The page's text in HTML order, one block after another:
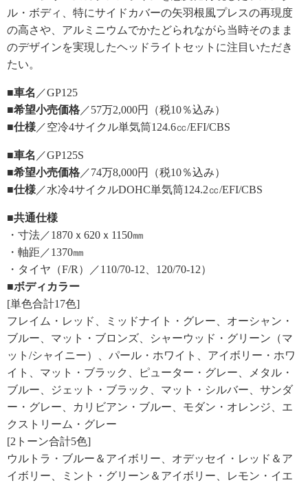
ル・ボディ、特にサイドカバーの矢羽根風プレスの再現度
の高さや、アルミニウムでかたどられながら当時そのまま
のデザインを実現したヘッドライトセットに注目いただき
たい。
■車名 ／GP125
■希望小売価格 ／57万2,000円（税10％込み）
■仕様 ／空冷4サイクル単気筒124.6㏄/EFI/CBS
■車名 ／GP125S
■希望小売価格 ／74万8,000円（税10％込み）
■仕様 ／水冷4サイクルDOHC単気筒124.2㏄/EFI/CBS
■共通仕様
・寸法／1870ｘ620ｘ1150㎜
・軸距／1370㎜
・タイヤ（F/R）／110/70-12、120/70-12）
■ボディカラー
[単色合計17色]
フレイム・レッド、ミッドナイト・グレー、オーシャン・
ブルー、マット・ブロンズ、シャーウッド・グリーン（マ
ット/シャイニー）、パール・ホワイト、アイボリー・ホワ
イト、マット・ブラック、ピューター・グレー、メタル・
ブルー、ジェット・ブラック、マット・シルバー、サンダ
ー・グレー、カリビアン・ブルー、モダン・オレンジ、エ
クストリーム・グレー
[2トーン合計5色]
ウルトラ・ブルー＆アイボリー、オデッセイ・レッド＆ア
イボリー、ミント・グリーン＆アイボリー、レモン・イエ